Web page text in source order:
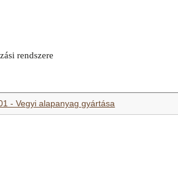
- Vegyi alapanyag gyártása